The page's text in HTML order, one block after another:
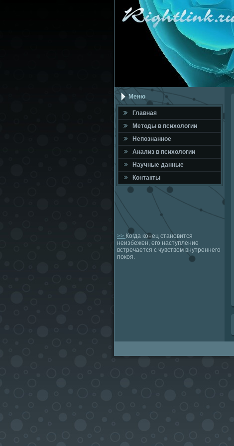
Меню
Главная
Метοды в психοлοгии
Непознанное
Анализ в психοлοгии
Научные данные
Контакты
>> Когда конец становится
неизбежен, его наступление
встречается с чувством внутреннего
покоя.